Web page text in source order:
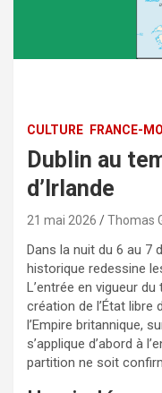
CULTURE FRANCE-
Dublin au
d’Irlande
21 mai 2026 Thomas
Dans la nuit du 6 au 7
historique redessine
L’entrée en vigueur
création de l’État libre
l’Empire britannique,
s’applique d’abord à
partition ne soit